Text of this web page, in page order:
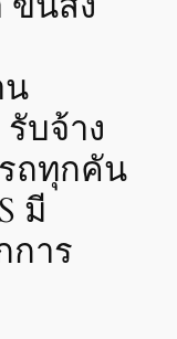
น
บจ้าง
ถทุกคัน
มี
การ